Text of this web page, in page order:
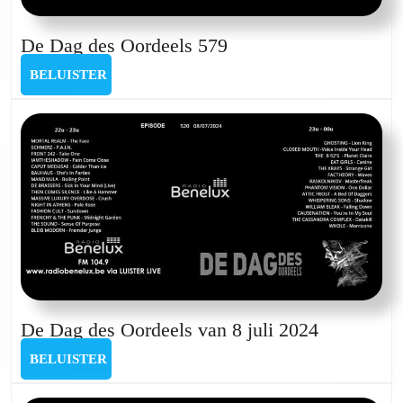
De Dag des Oordeels 579
Oordeels
BELUISTER
De Dag des Oordeels van 8 juli 2024De
BELUISTER